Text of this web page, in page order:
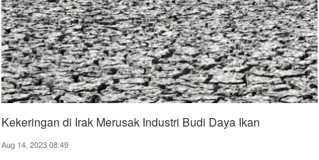
Kekeringan di Irak Merusak Industri Budi Daya Ikan
Aug 14, 2023 08:49